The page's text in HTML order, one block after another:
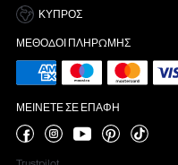
ΚΎΠΡΟΣ
ΜΈΘΟΔΟΙ ΠΛΗΡΩΜΉΣ
ΜΕΊΝΕΤΕ ΣΕ ΕΠΑΦΉ